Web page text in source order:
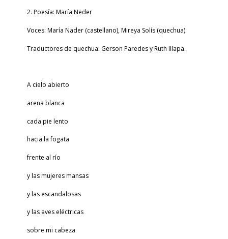
2. Poesía: María Neder
Voces: María Nader (castellano), Mireya Solís (quechua).
Traductores de quechua: Gerson Paredes y Ruth Illapa.
A cielo abierto
arena blanca
cada pie lento
hacia la fogata
frente al río
y las mujeres mansas
y las escandalosas
y las aves eléctricas
sobre mi cabeza